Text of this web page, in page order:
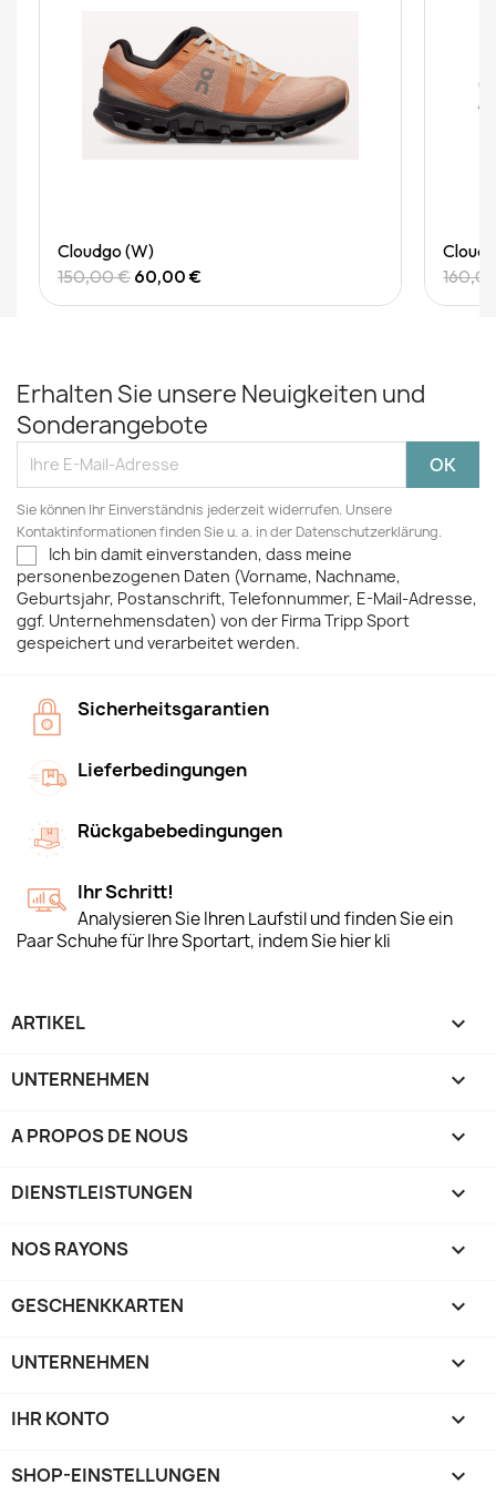
Cloudgo (W)
150,00 € 60,00 €
Erhalten Sie unsere Neuigkeiten und
Sonderangebote
Sie können Ihr Einverständnis jederzeit widerrufen. Unsere
Kontaktinformationen finden Sie u. a. in der Datenschutzerklärung.
Ich bin damit einverstanden, dass meine
personenbezogenen Daten (Vorname, Nachname,
Geburtsjahr, Postanschrift, Telefonnummer, E-Mail-Adresse,
ggf. Unternehmensdaten) von der Firma Tripp Sport
gespeichert und verarbeitet werden.
Sicherheitsgarantien
Lieferbedingungen
Rückgabebedingungen
Ihr Schritt!
Analysieren Sie Ihren Laufstil und finden Sie ein
Paar Schuhe für Ihre Sportart, indem Sie hier kli
ARTIKEL 
UNTERNEHMEN 
A PROPOS DE NOUS 
DIENSTLEISTUNGEN 
NOS RAYONS 
GESCHENKKARTEN 
UNTERNEHMEN 
IHR KONTO 
SHOP-EINSTELLUNGEN keyboard_arrow_down